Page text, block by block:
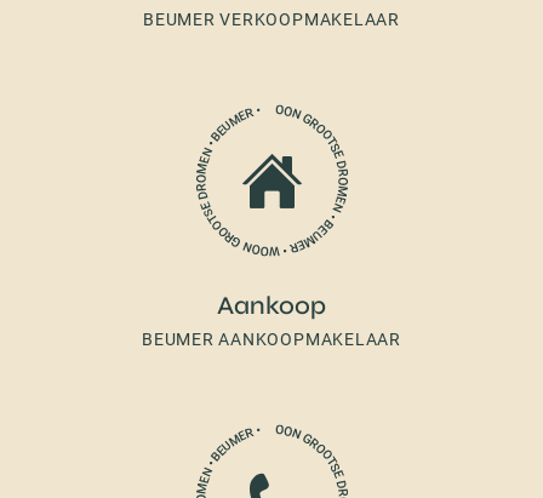
BEUMER VERKOOPMAKELAAR
Aankoop
BEUMER AANKOOPMAKELAAR